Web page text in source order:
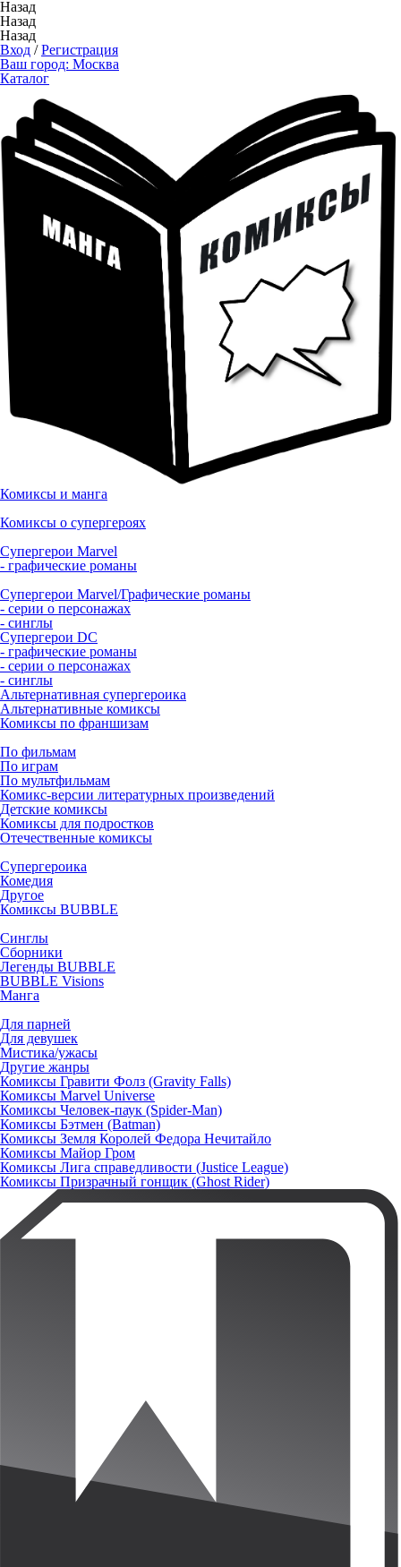
Назад
Назад
Назад
Вход /Регистрация
Ваш город: Москва
Каталог
Комиксы и манга
Комиксы о супергероях
Супергерои Marvel
- графические романы
Супергерои Marvel/Графические романы
- серии о персонажах
- синглы
Супергерои DC
- графические романы
- серии о персонажах
- синглы
Альтернативная супергероика
Альтернативные комиксы
Комиксы по франшизам
По фильмам
По играм
По мультфильмам
Комикс-версии литературных произведений
Детские комиксы
Комиксы для подростков
Отечественные комиксы
Супергероика
Комедия
Другое
Комиксы BUBBLE
Синглы
Сборники
Легенды BUBBLE
BUBBLE Visions
Манга
Для парней
Для девушек
Мистика/ужасы
Другие жанры
Комиксы Гравити Фолз (Gravity Falls)
Комиксы Marvel Universe
Комиксы Человек-паук (Spider-Man)
Комиксы Бэтмен (Batman)
Комиксы Земля Королей Федора Нечитайло
Комиксы Майор Гром
Комиксы Лига справедливости (Justice League)
Комиксы Призрачный гонщик (Ghost Rider)